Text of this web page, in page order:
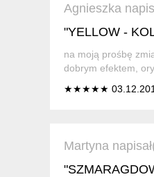
Agnieszka
"YELLOW -
na moją prośbę
dobrym efektem,
★★★★★
Martyna